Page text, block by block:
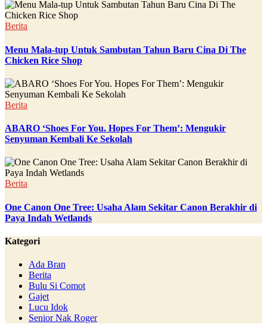
Berita
Menu Mala-tup Untuk Sambutan Tahun Baru Cina Di The
Chicken Rice Shop
Berita
ABARO ‘Shoes For You. Hopes For Them’: Mengukir
Senyuman Kembali Ke Sekolah
Berita
One Canon One Tree: Usaha Alam Sekitar Canon Berakhir di
Paya Indah Wetlands
Kategori
Ada Bran
Berita
Bulu Si Comot
Gajet
Lucu Idok
Senior Nak Roger